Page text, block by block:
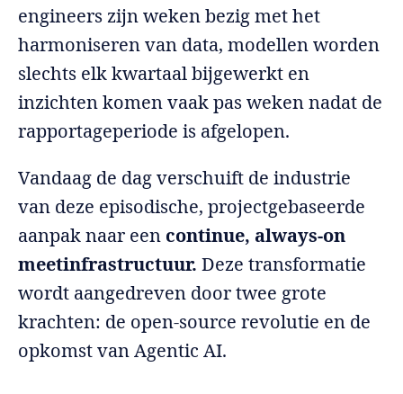
engineers zijn weken bezig met het
harmoniseren van data, modellen worden
slechts elk kwartaal bijgewerkt en
inzichten komen vaak pas weken nadat de
rapportageperiode is afgelopen.
Vandaag de dag verschuift de industrie
van deze episodische, projectgebaseerde
aanpak naar een continue, always-on
meetinfrastructuur. Deze transformatie
wordt aangedreven door twee grote
krachten: de open-source revolutie en de
opkomst van Agentic AI.